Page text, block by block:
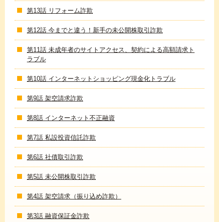
第13話 リフォーム詐欺
第12話 今までと違う！新手の未公開株取引詐欺
第11話 未成年者のサイトアクセス、契約による高額請求ト
ラブル
第10話 インターネットショッピング現金化トラブル
第9話 架空請求詐欺
第8話 インターネット不正融資
第7話 私設投資信託詐欺
第6話 社債取引詐欺
第5話 未公開株取引詐欺
第4話 架空請求（振り込め詐欺）
第3話 融資保証金詐欺